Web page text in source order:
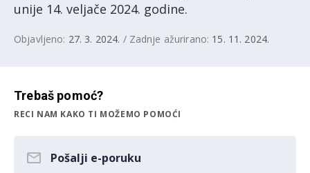
unije 14. veljače 2024. godine.
Objavljeno: 27. 3. 2024. / Zadnje ažurirano: 15. 11. 2024.
Trebaš pomoć?
RECI NAM KAKO TI MOŽEMO POMOĆI
Pošalji e-poruku